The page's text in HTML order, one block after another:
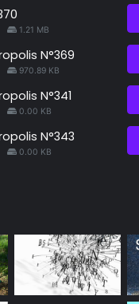
1.21 MB
N°369
970.89 KB
N°341
0.00 KB
N°343
0.00 KB